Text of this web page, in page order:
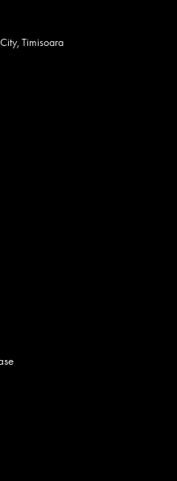
Timisoara